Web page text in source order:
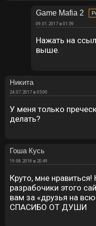
Game Mafia 2
09.01.2017 в 01:59
Нажать на
выше.
Никита
24.07.2017 в 05:00
У меня только
делать?
Гоша Кусь
19.08.2018 в 20:49
Круто, мне
разрабочики этого
вам за «друзья на
СПАСИБО ОТ ДУШИ